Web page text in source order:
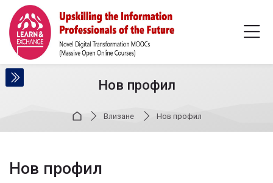
Skip to navigation
Skip to login form
Прескочи на основното съдържание
Skip to accessibility options
Skip to footer
Skip accessibility options
Нов профил
Начална страница
Влизане Нов профил
Нов профил